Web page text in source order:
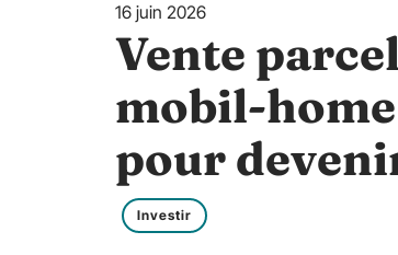
16 juin 2026
Vente
mobil-
pour
Investir